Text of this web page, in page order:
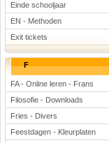
Einde schooljaar
EN - Methoden
Exit tickets
F
FA - Online leren - Frans
Filosofie - Downloads
Fries - Divers
Feestdagen - Kleurplaten